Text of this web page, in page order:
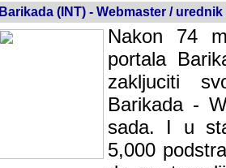
Barikada (INT) - Webmaster / urednik
Nakon 74
portala
zakljuciti
Barikada -
sada. I u
5,000